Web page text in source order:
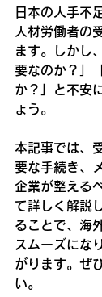
日本の人手不
人材労働者の
ます。しかし
要なのか？」
か？」と不安
ょう。
本記事では、
要な手続き、
企業が整える
て詳しく解説
ることで、海
スムーズにな
がります。ぜ
い。